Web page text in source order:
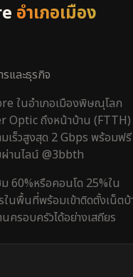
อำเภอเมือง
และธุรกิจ
ในอำเภอเมืองพิษณุโลก
Optic ถึงหน้าบ้าน (FTTH)
เร็วสูงสุด 2 Gbps พร้อมฟรี
านไลน์ @3bbth
60%หรือคอนโด 25%ใน
ในพื้นที่พร้อมเข้าติดตั้งเน็ต
ครอบครัวได้อย่างเสถียร